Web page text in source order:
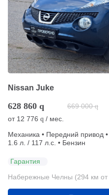
Nissan Juke
628 860 q 669 000 q
от 12 776 q / мес.
Механика • Передний привод
1.6 л. / 117 л.с. • Бензин
Гарантия
Набережные Челны (294 км